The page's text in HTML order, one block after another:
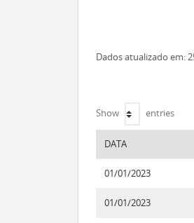
Dados atualizado em:
Show entries
DATA
01/01/2023
01/01/2023